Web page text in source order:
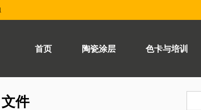
首页 陶瓷涂层 色卡与培训
件